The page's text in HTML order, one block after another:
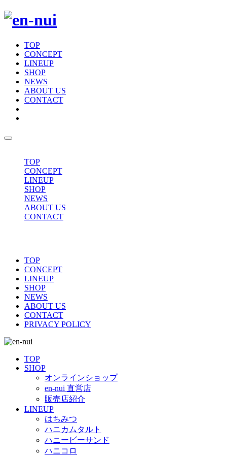
TOP
CONCEPT
LINEUP
SHOP
NEWS
ABOUT US
CONTACT
TOP
CONCEPT
LINEUP
SHOP
NEWS
ABOUT US
CONTACT
TOP
CONCEPT
LINEUP
SHOP
NEWS
ABOUT US
CONTACT
PRIVACY POLICY
TOP
SHOP
オンラインショップ
en-nui 直営店
販売店紹介
LINEUP
はちみつ
ハニカムタルト
ハニービーサンド
ハニコロ